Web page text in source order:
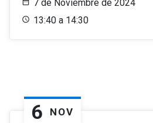
7 de Noviembre de 2024
13:40 a 14:30
6 NOV